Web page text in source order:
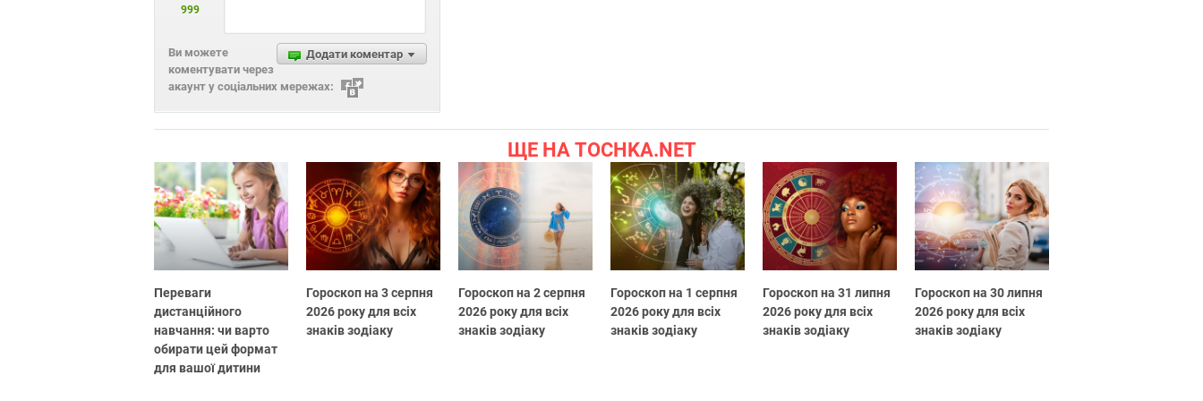
999
Додати коментар
Ви можете
коментувати через
акаунт у соціальних мережах:
ЩЕ НА TOCHKA.NET
Переваги
дистанційного
навчання: чи варто
обирати цей формат
для вашої дитини
Гороскоп на 3 серпня
2026 року для всіх
знаків зодіаку
Гороскоп на 2 серпня
2026 року для всіх
знаків зодіаку
Гороскоп на 1 серпня
2026 року для всіх
знаків зодіаку
Гороскоп на 31 липня
2026 року для всіх
знаків зодіаку
Гороскоп на 30 липня
2026 року для всіх
знаків зодіаку